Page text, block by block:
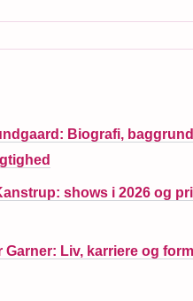
Biografi,
shows i 2026 og
Garner: Liv, karriere og